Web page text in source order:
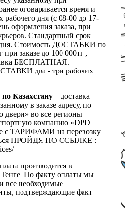
оговаривается время и
рабочего дня (с 08-00 до 17-
оформления заказа, при
Стандартный срок
дня. Стоимость ДОСТАВКИ по
заказе до 100 000тг ,
БЕСПЛАТНАЯ.
два - три рабочих
Казахстану – доставка
в заказе адресу, по
двери» во все регионы
компанию «DPD
с ТАРИФАМИ на перевозку
ПРОЙДЯ ПО ССЫЛКЕ :
производится в
По факту оплаты мы
все необходимые
подтверждающие факт